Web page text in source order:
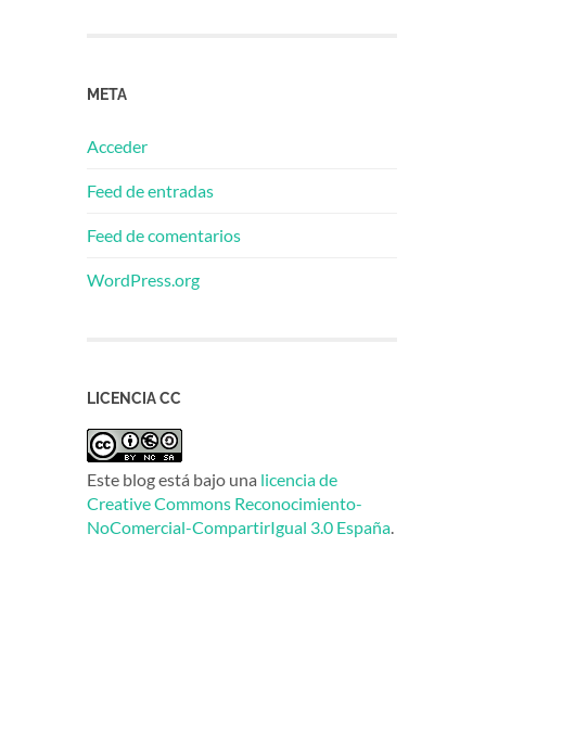
META
Acceder
Feed de entradas
Feed de comentarios
WordPress.org
LICENCIA CC
Este blog está bajo una licencia de
Creative Commons Reconocimiento-
NoComercial-CompartirIgual 3.0 España.